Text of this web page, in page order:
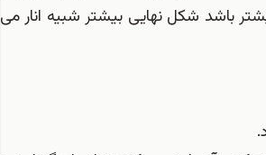
باشد شکل نهایی بیشتر شبیه انار می